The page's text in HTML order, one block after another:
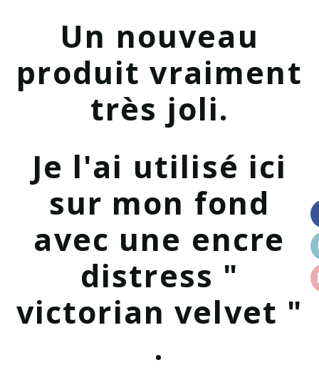
Un nouveau
produit vraiment
très joli.
Je l'ai utilisé ici
sur mon fond
avec une encre
distress "
victorian velvet "
.